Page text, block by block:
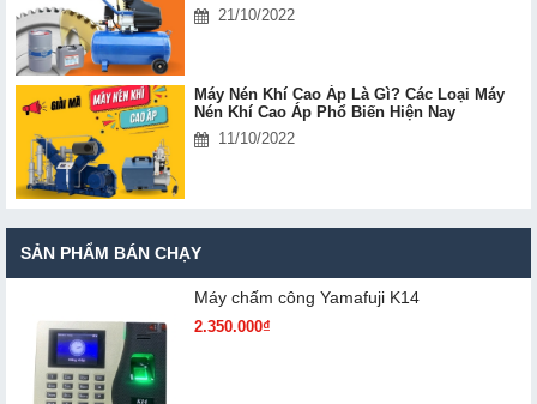
21/10/2022
Máy Nén Khí Cao Áp Là Gì? Các Loại Máy
Nén Khí Cao Áp Phổ Biến Hiện Nay
11/10/2022
SẢN PHẨM BÁN CHẠY
Máy chấm cô​ng Yamafuji K14
2.350.000₫